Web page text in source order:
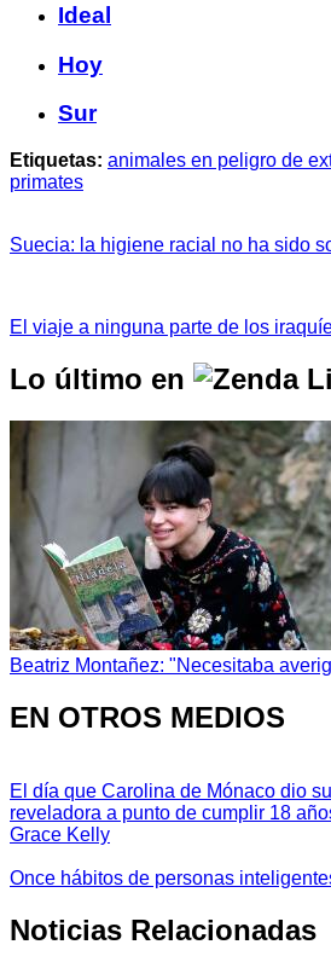
Ideal
Hoy
Sur
Etiquetas: animales en peligro de
primates
Suecia: la higiene racial no ha sido
El viaje a ninguna parte de los
Lo último en
Beatriz Montañez: "Necesitaba
EN OTROS MEDIOS
El día que Carolina de Mónaco dio
reveladora a punto de cumplir 18
Grace Kelly
Once hábitos de personas
Noticias Relacionadas